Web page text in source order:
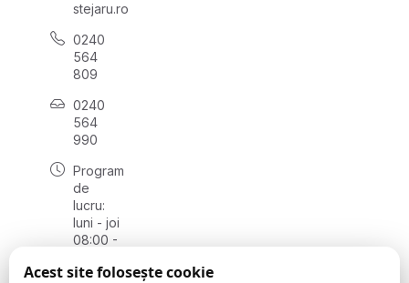
stejaru.ro
0240
564
809
0240
564
990
Program
de
lucru:
luni - joi
08:00 -
vineri
Acest site folosește cookie